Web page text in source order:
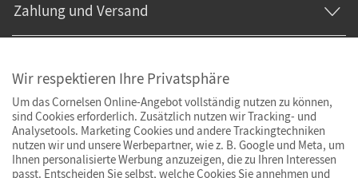
Zahlung und Versand
Wir respektieren Ihre Privatsphäre
Um das Cornelsen Online-Angebot vollständig nutzen zu können,
sind Cookies erforderlich. Zusätzlich nutzen wir Tracking- und
Analysetools. Marketing Cookies und andere Trackingtechniken
nutzen wir und unsere Werbepartner, wie z. B. Google und Meta, um
Ihnen personalisierte Werbung anzuzeigen, die zu Ihren Interessen
passt. Entscheiden Sie selbst, welche Cookies Sie annehmen und